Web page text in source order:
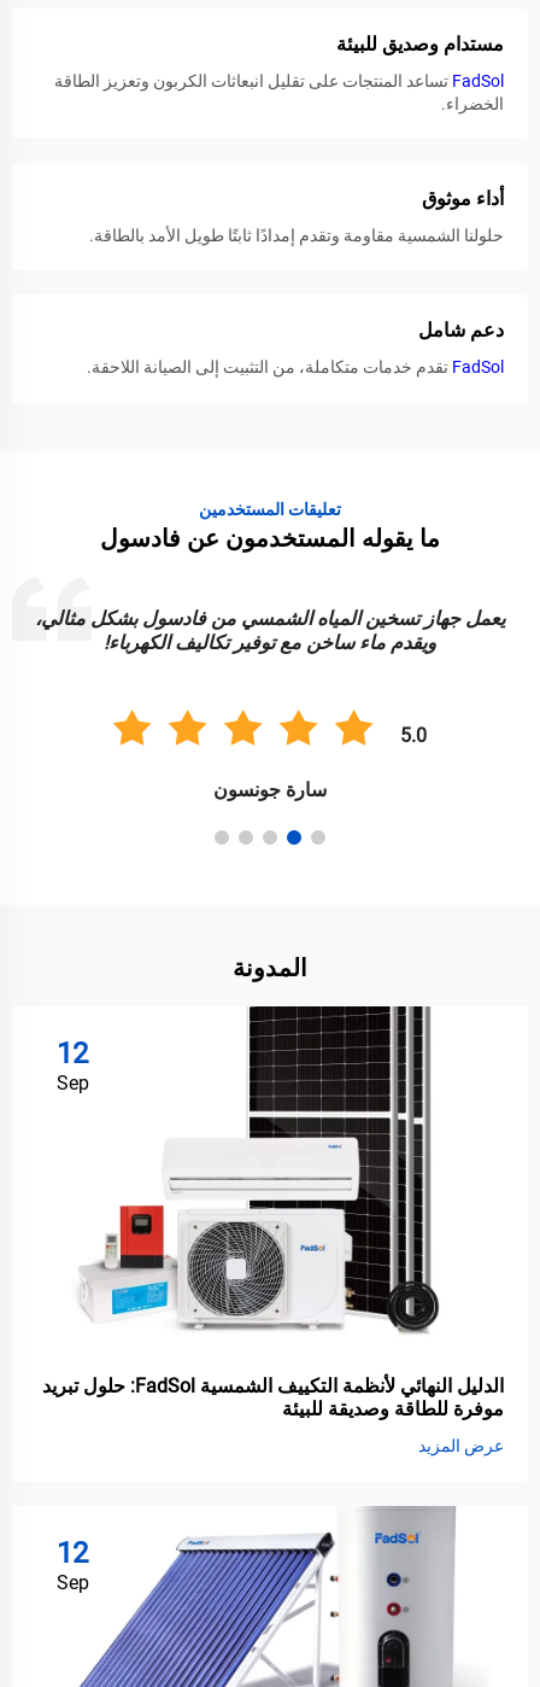
مستدام وصديق للبيئة
FadSolتساعد المنتجات على تقليل انبعاثات الكربون وتعزيز الطاقة
الخضراء.
أداء موثوق
حلولنا الشمسية مقاومة وتقدم إمدادًا ثابتًا طويل الأمد بالطاقة.
دعم شامل
FadSolتقدم خدمات متكاملة، من التثبيت إلى الصيانة اللاحقة.
تعليقات المستخدمين
ما يقوله المستخدمون عن فادسول
يعمل جهاز تسخين المياه الشمسي من فادسول بشكل مثالي،
ويقدم ماء ساخن مع توفير تكاليف الكهرباء!
5.0
سارة جونسون
المدونة
12
Sep
الدليل النهائي لأنظمة التكييف الشمسية FadSol: حلول تبريد
موفرة للطاقة وصديقة للبيئة
عرض المزيد
12
Sep